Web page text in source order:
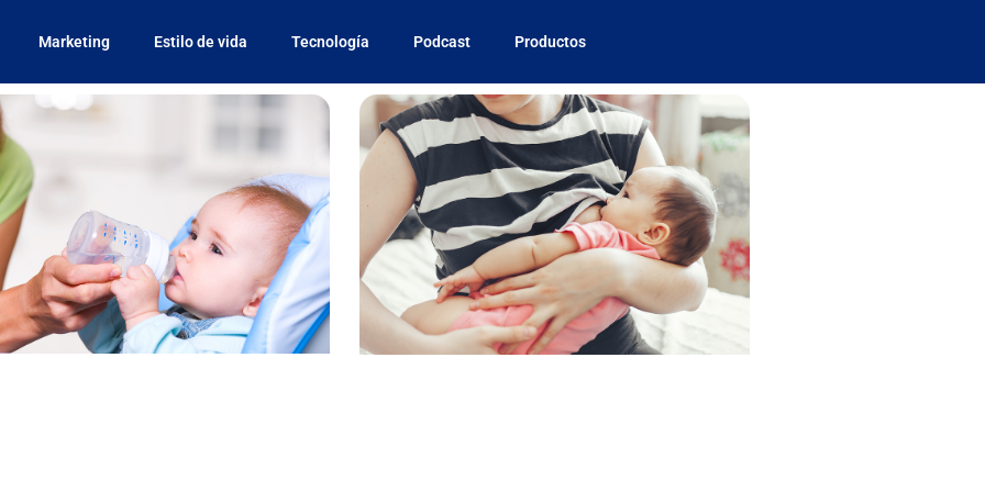
Marketing Estilo de vida Tecnología Podcast Productos